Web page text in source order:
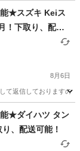
★スズキ Keiス
！下取り、配送
8月6日
て返信しております
★ダイハツ タン
、配送可能！